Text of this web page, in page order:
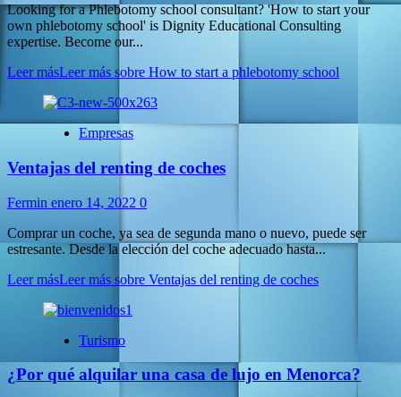
Looking for a Phlebotomy school consultant? 'How to start your
own phlebotomy school' is Dignity Educational Consulting
expertise. Become our...
Leer másLeer más sobre How to start a phlebotomy school
Empresas
Ventajas del renting de coches
Fermin enero 14, 2022 0
Comprar un coche, ya sea de segunda mano o nuevo, puede ser
estresante. Desde la elección del coche adecuado hasta...
Leer másLeer más sobre Ventajas del renting de coches
Turismo
¿Por qué alquilar una casa de lujo en Menorca?